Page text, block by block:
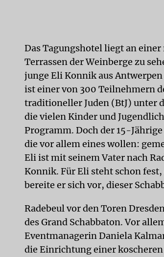
Das Tagungshotel liegt an
Terrassen der Weinberge zu
junge Eli Konnik aus
ist einer von 300 Teilnehmern
traditioneller Juden (BtJ) unter
die vielen Kinder und
Programm. Doch der 15-
die vor allem eines wollen:
Eli ist mit seinem Vater nach
Konnik. Für Eli steht schon
bereite er sich vor, dieser
Radebeul vor den Toren
des Grand Schabbaton. Vor
Eventmanagerin Daniela
die Einrichtung einer